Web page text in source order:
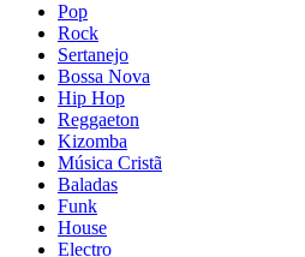
Pop
Rock
Sertanejo
Bossa Nova
Hip Hop
Reggaeton
Kizomba
Música Cristã
Baladas
Funk
House
Electro